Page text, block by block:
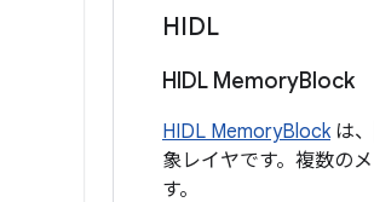
HIDL
HIDL MemoryBlock
HIDL MemoryBlockは、
象レイヤです。複数の
す。